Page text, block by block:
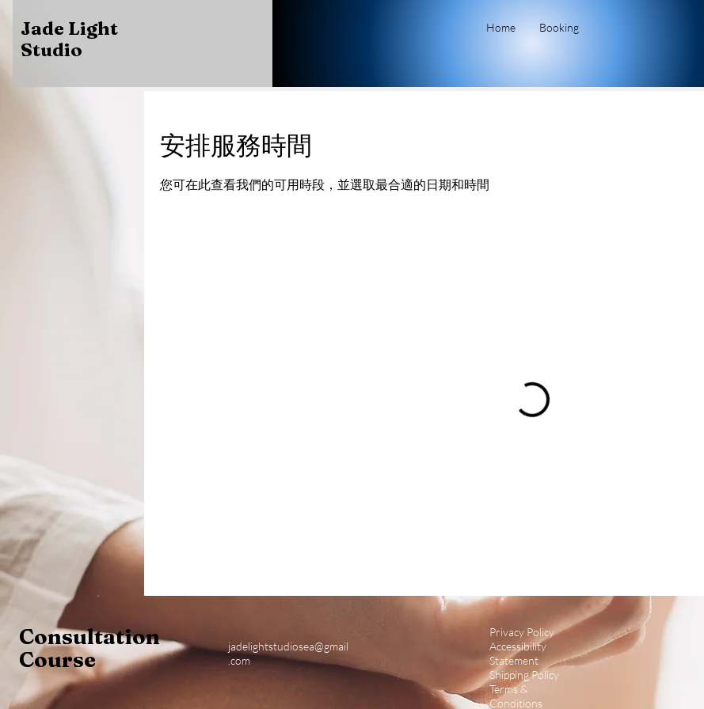
Jade Light
Studio
Home Booking
安排服務時間
您可在此查看我們的可用時段，並選取最合適的日期和時間
Consultation
Course
jadelightstudiosea@gmail
.com
Privacy Policy
Accessibility
Statement
Shipping Policy
Terms &
Conditions